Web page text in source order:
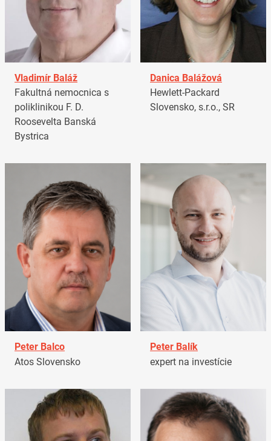
Vladimír Baláž
Fakultná nemocnica s
poliklinikou F. D.
Roosevelta Banská
Bystrica
Danica Balážová
Hewlett-Packard
Slovensko, s.r.o., SR
Peter Balco
Atos Slovensko
Peter Balík
expert na investície